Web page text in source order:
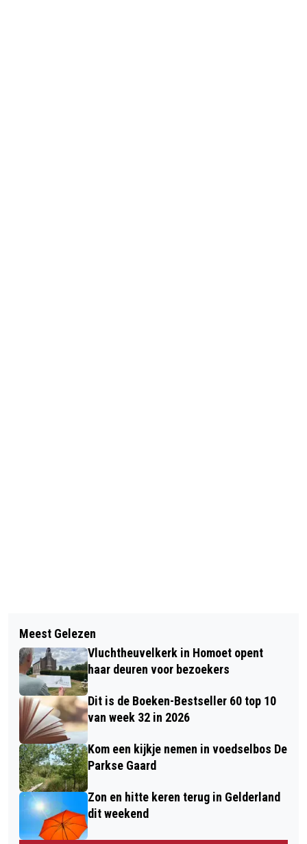
OVERBETUWE NIEUWS WENST JE EEN
GELUKKIG NIEUWJAAR
VANAF 1 JANUARI GELDT EEN
VERBOD OP DE NAAKTKAT EN DE
VOUWOORKAT
Meest Gelezen
Vluchtheuvelkerk in Homoet opent
haar deuren voor bezoekers
Dit is de Boeken-Bestseller 60 top 10
van week 32 in 2026
Kom een kijkje nemen in voedselbos De
Parkse Gaard
Zon en hitte keren terug in Gelderland
dit weekend